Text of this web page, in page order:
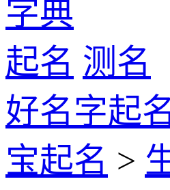
字典
起名 测名
好名字起
宝起名 >